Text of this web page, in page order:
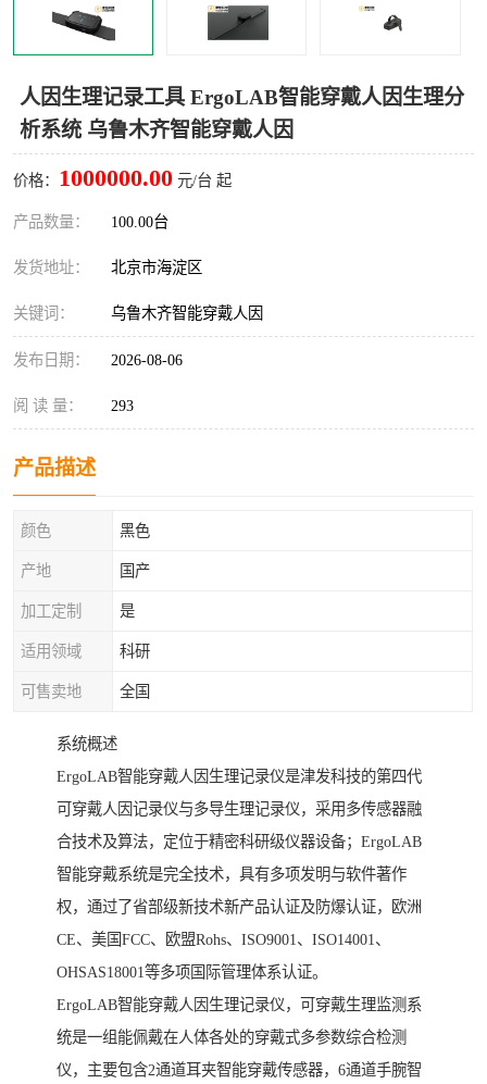
人因生理记录工具 ErgoLAB智能穿戴人因生理分
析系统 乌鲁木齐智能穿戴人因
价格： 1000000.00 元/台 起
产品数量： 100.00台
发货地址： 北京市海淀区
关键词： 乌鲁木齐智能穿戴人因
发布日期： 2026-08-06
阅 读 量： 293
产品描述
颜色 黑色
产地 国产
加工定制 是
适用领域 科研
可售卖地 全国
系统概述
ErgoLAB智能穿戴人因生理记录仪是津发科技的第四代
可穿戴人因记录仪与多导生理记录仪，采用多传感器融
合技术及算法，定位于精密科研级仪器设备；ErgoLAB
智能穿戴系统是完全技术，具有多项发明与软件著作
权，通过了省部级新技术新产品认证及防爆认证，欧洲
CE、美国FCC、欧盟Rohs、ISO9001、ISO14001、
OHSAS18001等多项国际管理体系认证。
ErgoLAB智能穿戴人因生理记录仪，可穿戴生理监测系
统是一组能佩戴在人体各处的穿戴式多参数综合检测
仪，主要包含2通道耳夹智能穿戴传感器，6通道手腕智